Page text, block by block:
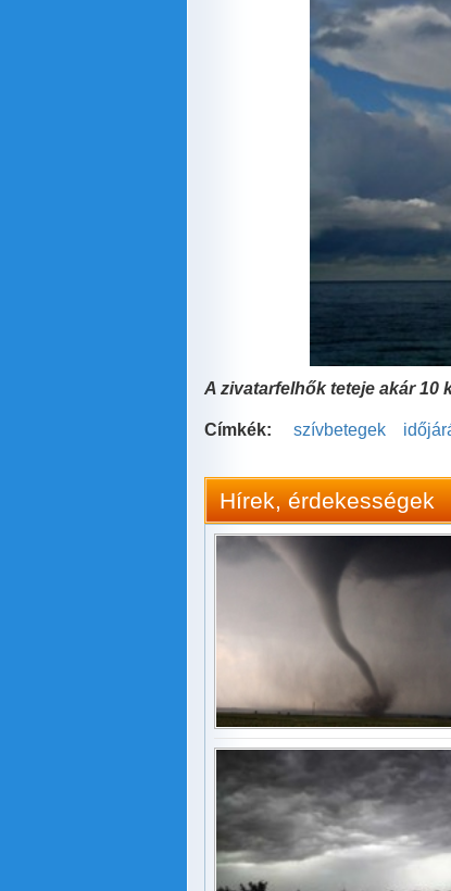
A zivatarfelhők teteje akár 10
Címkék: szívbetegek
Hírek, érdekességek